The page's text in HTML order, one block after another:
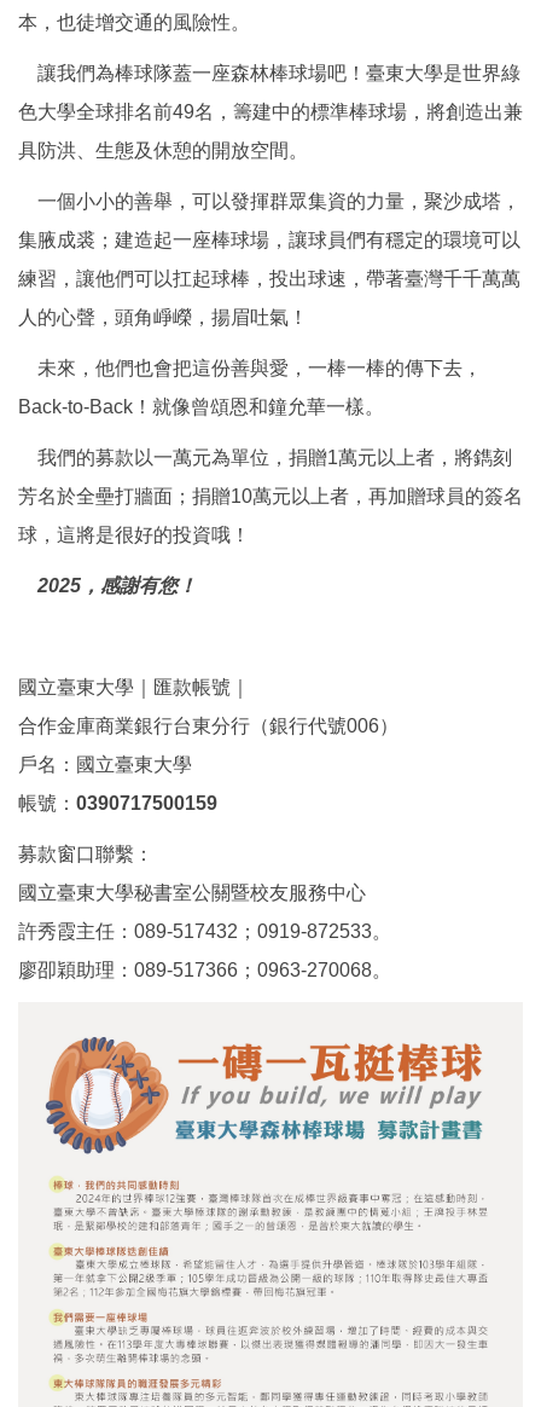
本，也徒增交通的風險性。
讓我們為棒球隊蓋一座森林棒球場吧！臺東大學是世界綠
色大學全球排名前49名，籌建中的標準棒球場，將創造出兼
具防洪、生態及休憩的開放空間。
一個小小的善舉，可以發揮群眾集資的力量，聚沙成塔，
集腋成裘；建造起一座棒球場，讓球員們有穩定的環境可以
練習，讓他們可以扛起球棒，投出球速，帶著臺灣千千萬萬
人的心聲，頭角崢嶸，揚眉吐氣！
未來，他們也會把這份善與愛，一棒一棒的傳下去，
Back-to-Back！就像曾頌恩和鐘允華一樣。
我們的募款以一萬元為單位，捐贈1萬元以上者，將鐫刻
芳名於全壘打牆面；捐贈10萬元以上者，再加贈球員的簽名
球，這將是很好的投資哦！
2025，感謝有您！
國立臺東大學｜匯款帳號｜
合作金庫商業銀行台東分行（銀行代號006）
戶名：國立臺東大學
帳號： 0390717500159
募款窗口聯繫：
國立臺東大學秘書室公關暨校友服務中心
許秀霞主任：089-517432；0919-872533。
廖卲穎助理：089-517366；0963-270068。